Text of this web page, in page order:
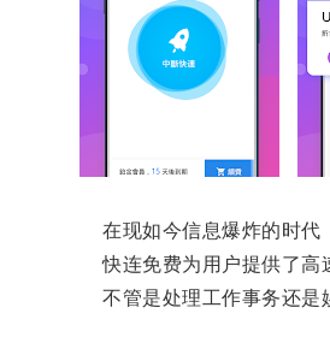
在现如今信息爆炸的时代
快连免费为用户提供了高
不管是处理工作事务还是